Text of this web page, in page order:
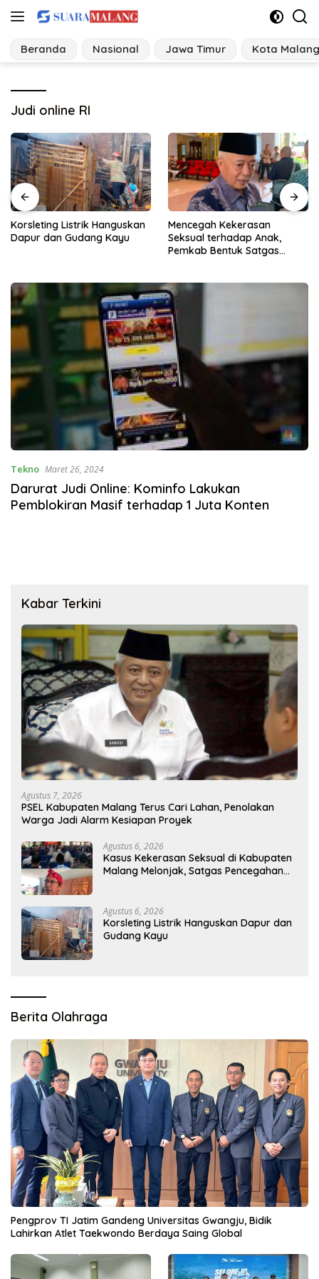
Langsung
konten
Beranda Nasional Jawa Timur Kota Malang
Judi online RI
Korsleting Listrik Hanguskan
Dapur dan Gudang Kayu
Mencegah Kekerasan
Seksual terhadap Anak,
Pemkab Bentuk Satgas
Tekno Maret 26, 2024
Darurat Judi Online: Kominfo Lakukan
Pemblokiran Masif terhadap 1 Juta Konten
Kabar Terkini
Agustus 7, 2026
PSEL Kabupaten Malang Terus Cari Lahan, Penolakan
Warga Jadi Alarm Kesiapan Proyek
Agustus 6, 2026
Kasus Kekerasan Seksual di Kabupaten
Malang Melonjak, Satgas Pencegahan
Agustus 6, 2026
Korsleting Listrik Hanguskan Dapur dan
Gudang Kayu
Berita Olahraga
Pengprov TI Jatim Gandeng Universitas Gwangju, Bidik
Lahirkan Atlet Taekwondo Berdaya Saing Global